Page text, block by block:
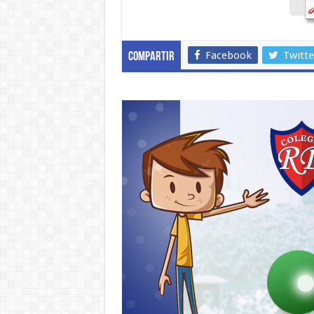
Compartir Facebook